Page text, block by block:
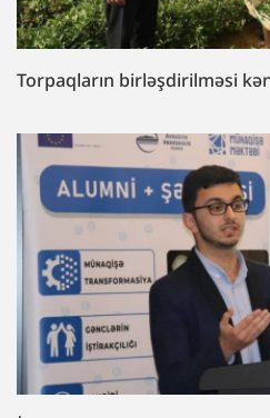
Torpaqların birləşdirilməsi